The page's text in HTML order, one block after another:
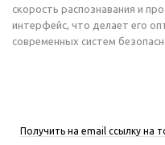
скорость распознавания и
интерфейс, что делает его
современных систем
Получить на email ссылку на